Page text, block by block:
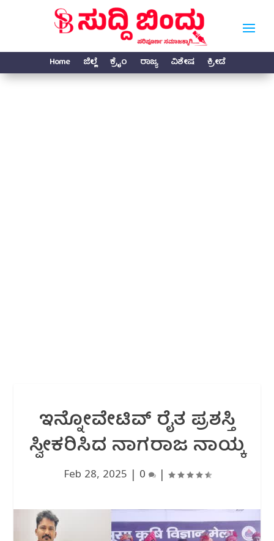
Home ಜಿಲ್ಲೆ ಕ್ರೈಂ ರಾಜ್ಯ ವಿಶೇಷ ಕ್ರೀಡೆ
ಇನ್ನೋವೇಟಿವ್ ರೈತ ಪ್ರಶಸ್ತಿ
ಸ್ವೀಕರಿಸಿದ ನಾಗರಾಜ ನಾಯ್ಕ
Feb 28, 2025 0 |